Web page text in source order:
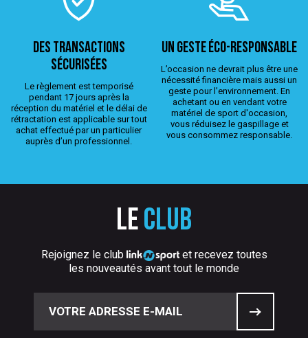
Des transactions
sécurisées
Le règlement est temporisé
pendant 17 jours après la
réception du matériel et le délai de
rétractation est applicable sur tout
achat effectué par un particulier
auprès d’un professionnel.
Un geste éco-responsable
L’occasion ne devrait plus être une
nécessité financière mais aussi un
geste pour l’environnement. En
achetant ou en vendant votre
matériel de sport d'occasion,
vous réduisez le gaspillage et
vous consommez responsable.
Le club
Rejoignez le club
et recevez toutes
les nouveautés avant tout le monde